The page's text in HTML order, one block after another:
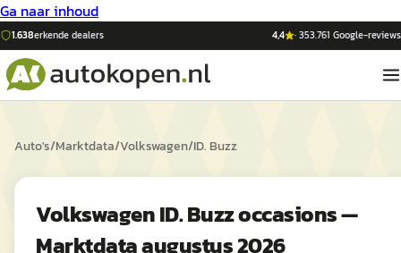
Ga naar inhoud
1.638erkende dealers 4,4 ·353.761 Google-reviews
Auto's/Marktdata/Volkswagen/ID. Buzz
Volkswagen ID. Buzz occasions —
Marktdata augustus 2026